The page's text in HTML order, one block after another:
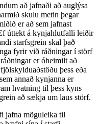
að jafnaði að auglýsa
skulu metin þegar
er að sem jafnast
úttekt á kynjahlutfalli leiðir
starfsgrein skal það
fyrir við ráðningar í störf
er óheimilt að
þess eða
annað kynjanna er
hvatning til þess kyns
að sækja um laus störf.
jafna möguleika til